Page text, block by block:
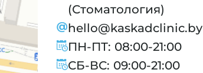
(Стоматология)
hello@kaskadclinic.by
ПН-ПТ: 08:00-21:00
СБ-ВС: 09:00-21:00